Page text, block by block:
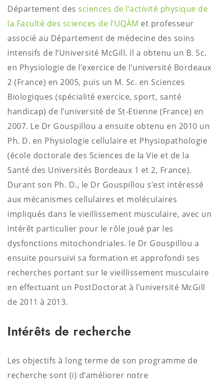
Département des sciences de l’activité physique de
la Faculté des sciences de l’UQÀM et professeur
associé au Département de médecine des soins
intensifs de l’Université McGill. Il a obtenu un B. Sc.
en Physiologie de l’exercice de l’université Bordeaux
2 (France) en 2005, puis un M. Sc. en Sciences
Biologiques (spécialité exercice, sport, santé
handicap) de l’université de St-Etienne (France) en
2007. Le Dr Gouspillou a ensuite obtenu en 2010 un
Ph. D. en Physiologie cellulaire et Physiopathologie
(école doctorale des Sciences de la Vie et de la
Santé des Universités Bordeaux 1 et 2, France).
Durant son Ph. D., le Dr Gouspillou s’est intéressé
aux mécanismes cellulaires et moléculaires
impliqués dans le vieillissement musculaire, avec un
intérêt particulier pour le rôle joué par les
dysfonctions mitochondriales. le Dr Gouspillou a
ensuite poursuivi sa formation et approfondi ses
recherches portant sur le vieillissement musculaire
en effectuant un PostDoctorat à l’université McGill
de 2011 à 2013.
Intérêts de recherche
Les objectifs à long terme de son programme de
recherche sont (i) d’améliorer notre